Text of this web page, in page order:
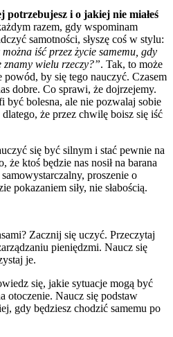
potrzebujesz i o jakiej nie miałeś
razem, gdy wspominam
samotności, słyszę coś w stylu:
iść przez życie samemu, gdy
znamy wielu rzeczy?”. Tak, to może
powód, by się tego nauczyć. Czasem
dobre. Co sprawi, że dojrzejemy.
być bolesna, ale nie pozwalaj sobie
że przez chwilę boisz się iść
się być silnym i stać pewnie na
ktoś będzie nas nosił na barana
proszenie o
pokazaniem siły, nie słabością.
Zacznij się uczyć. Przeczytaj
pieniędzmi. Naucz się
je.
się, jakie sytuacje mogą być
otoczenie. Naucz się podstaw
gdy będziesz chodzić samemu po